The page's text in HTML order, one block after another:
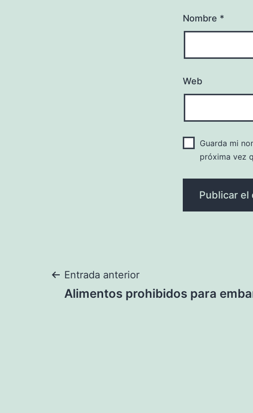
Nombre *
Web
Guarda mi
próxima vez
Navegación
Entrada anterior
Alimentos prohibidos para